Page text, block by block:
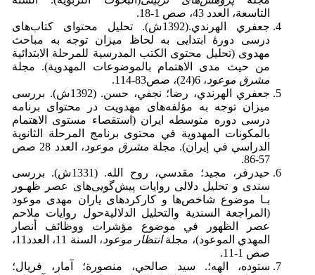
التاسعة، العدد 43، صص 1-18.
جعفري الهرندي.(1392ش). تحلیل محتوای کتاب‌های
درسی دورۀ ابتدایی به لحاظ میزان توجه به مباحث
مهدوی (تحليل محتوى الكتب المدرسية للمرحلة الابتدائية
من حيث مدى الاهتمام بالموضوعات المهدوية). مجلة
مشرق موعود، 6(24)، صص83-114.
جعفري الهرندي، رضا؛ نجفي، حسن. (1392ش). بررسی
میزان توجه به مؤلفه‌های مهدویت در محتوای برنامه
درسی دوره متوسطه ایران (استقصاء مستوى الاهتمام
بالمكونات المهدوية في محتوى برنامج المرحلة الثانوية
الدراسي في إيران). مجلة مشرق موعود
، العدد 28 صص
57-86.
حيدرفر، مجيد؛ مقدسي، روح الله. (1331ش). بررسی
سندی و تحلیل دلالی روایات پیش‌گویی‌های عصر ظهـور
بـا موضوع شاخص‌ها و کارکردهای یاران مهدی موعود
(المراجعة السندية والتحليل الدلاليةحول روايات ملاحم
عصر الظهور في موضوع مؤشرات ووظائف أنصار
المهدي الموعود)، مجلةانتظار موعود
، السنة 11، العدد11،
صص 1-11.
ستوده، الهه؛. سيد صالحي، منصورة؛ آمار، فريال؛